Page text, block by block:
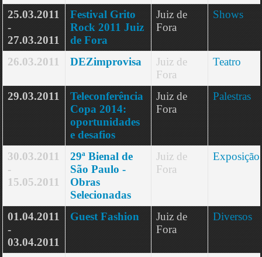
25.03.2011
-
27.03.2011
Festival Grito
Rock 2011 Juiz
de Fora
Juiz de
Fora
Shows
26.03.2011 DEZimprovisa
Juiz de
Fora
Teatro
29.03.2011
Teleconferência
Copa 2014:
oportunidades
e desafios
Juiz de
Fora
Palestras
30.03.2011
-
15.05.2011
29ª Bienal de
São Paulo -
Obras
Selecionadas
Juiz de
Fora
Exposição
01.04.2011
-
03.04.2011
Guest Fashion
Juiz de
Fora
Diversos